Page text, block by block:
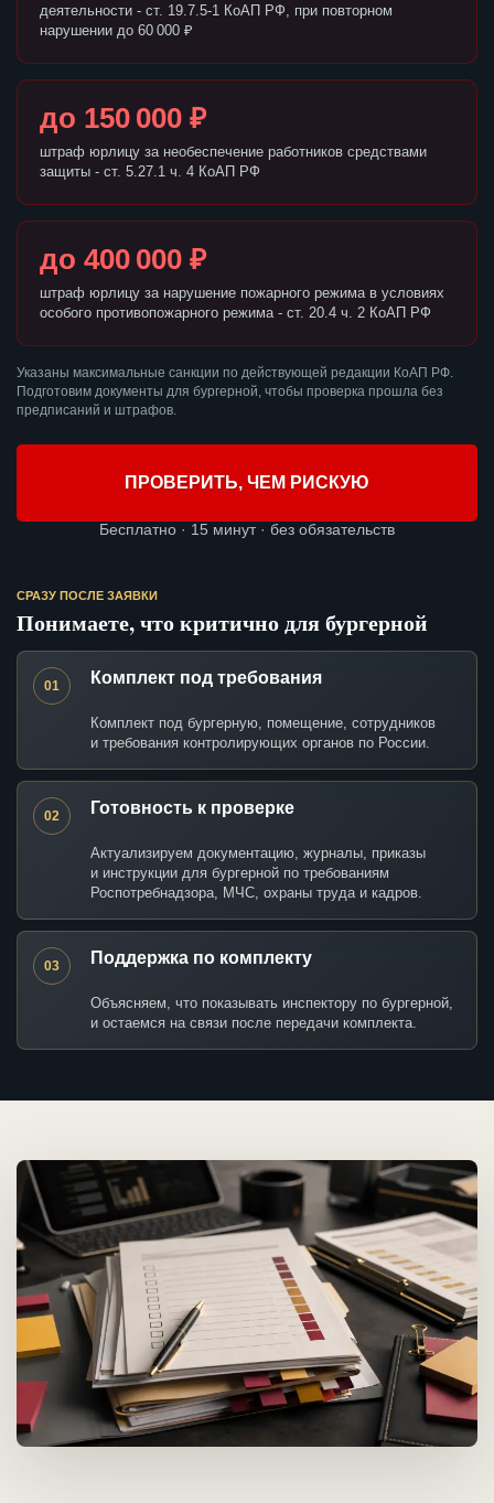
деятельности - ст. 19.7.5-1 КоАП РФ, при повторном
нарушении до 60 000 ₽
до 150 000 ₽
штраф юрлицу за необеспечение работников средствами
защиты - ст. 5.27.1 ч. 4 КоАП РФ
до 400 000 ₽
штраф юрлицу за нарушение пожарного режима в условиях
особого противопожарного режима - ст. 20.4 ч. 2 КоАП РФ
Указаны максимальные санкции по действующей редакции КоАП РФ.
Подготовим документы для бургерной, чтобы проверка прошла без
предписаний и штрафов.
ПРОВЕРИТЬ, ЧЕМ РИСКУЮ
Бесплатно · 15 минут · без обязательств
СРАЗУ ПОСЛЕ ЗАЯВКИ
Понимаете, что критично для бургерной
01 Комплект под требования
Комплект под бургерную, помещение, сотрудников
и требования контролирующих органов по России.
02 Готовность к проверке
Актуализируем документацию, журналы, приказы
и инструкции для бургерной по требованиям
Роспотребнадзора, МЧС, охраны труда и кадров.
03 Поддержка по комплекту
Объясняем, что показывать инспектору по бургерной,
и остаемся на связи после передачи комплекта.